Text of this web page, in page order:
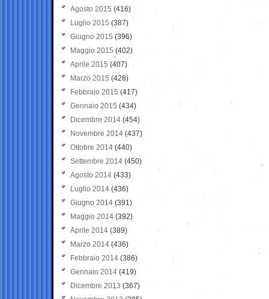
Agosto 2015 (416)
Luglio 2015 (387)
Giugno 2015 (396)
Maggio 2015 (402)
Aprile 2015 (407)
Marzo 2015 (428)
Febbraio 2015 (417)
Gennaio 2015 (434)
Dicembre 2014 (454)
Novembre 2014 (437)
Ottobre 2014 (440)
Settembre 2014 (450)
Agosto 2014 (433)
Luglio 2014 (436)
Giugno 2014 (391)
Maggio 2014 (392)
Aprile 2014 (389)
Marzo 2014 (436)
Febbraio 2014 (386)
Gennaio 2014 (419)
Dicembre 2013 (367)